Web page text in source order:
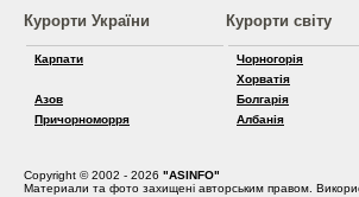
Курорти України
Карпати
Азов
Причорноморря
Курорти світу
Чорногорія
Хорватія
Болгарія
Албанія
Copyright © 2002 - 2026 "ASINFO"
Материали та фото захищені авторським правом.